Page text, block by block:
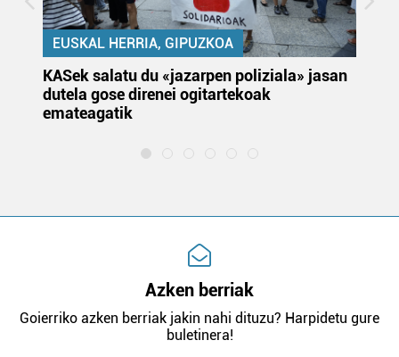
EUSKAL HERRIA, GIPUZKOA
KASek salatu du «jazarpen poliziala» jasan
dutela gose direnei ogitartekoak
emateagatik
Azken berriak
Goierriko azken berriak jakin nahi dituzu? Harpidetu gure
buletinera!